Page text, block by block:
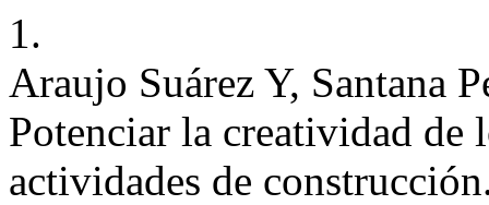
1.
Araujo Suárez Y, Santana
Potenciar la creatividad de
actividades de